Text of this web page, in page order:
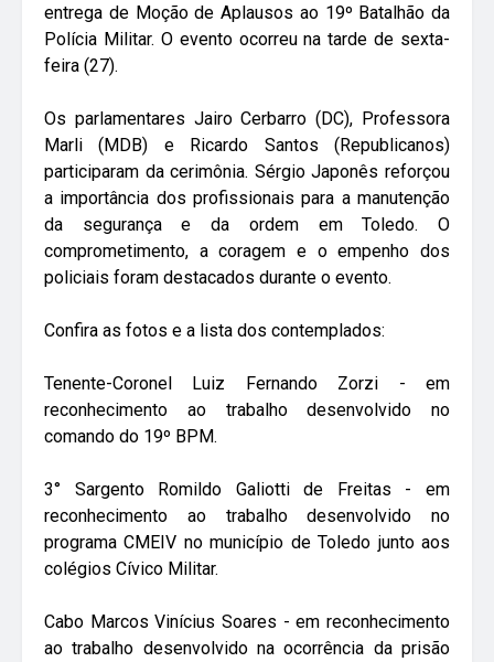
entrega de Moção de Aplausos ao 19º Batalhão da
Polícia Militar. O evento ocorreu na tarde de sexta-
feira (27).
Os parlamentares Jairo Cerbarro (DC), Professora
Marli (MDB) e Ricardo Santos (Republicanos)
participaram da cerimônia. Sérgio Japonês reforçou
a importância dos profissionais para a manutenção
da segurança e da ordem em Toledo. O
comprometimento, a coragem e o empenho dos
policiais foram destacados durante o evento.
Confira as fotos e a lista dos contemplados:
Tenente-Coronel Luiz Fernando Zorzi - em
reconhecimento ao trabalho desenvolvido no
comando do 19º BPM.
3° Sargento Romildo Galiotti de Freitas - em
reconhecimento ao trabalho desenvolvido no
programa CMEIV no município de Toledo junto aos
colégios Cívico Militar.
Cabo Marcos Vinícius Soares - em reconhecimento
ao trabalho desenvolvido na ocorrência da prisão